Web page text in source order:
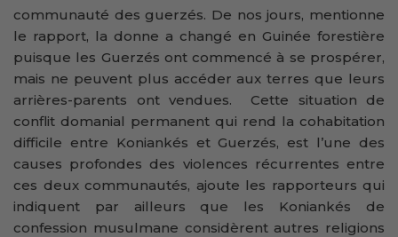
communauté des guerzés. De nos jours, mentionne
le rapport, la donne a changé en Guinée forestière
puisque les Guerzés ont commencé à se prospérer,
mais ne peuvent plus accéder aux terres que leurs
arrières-parents ont vendues. Cette situation de
conflit domanial permanent qui rend la cohabitation
difficile entre Koniankés et Guerzés, est l’une des
causes profondes des violences récurrentes entre
ces deux communautés, ajoute les rapporteurs qui
indiquent par ailleurs que les Koniankés de
confession musulmane considèrent autres religions